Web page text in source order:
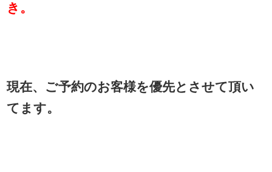
き。
現在、ご予約のお客様を優先とさせて頂い
てます。